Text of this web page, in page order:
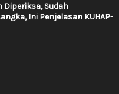
Diperiksa, Sudah
Ini Penjelasan KUHAP-